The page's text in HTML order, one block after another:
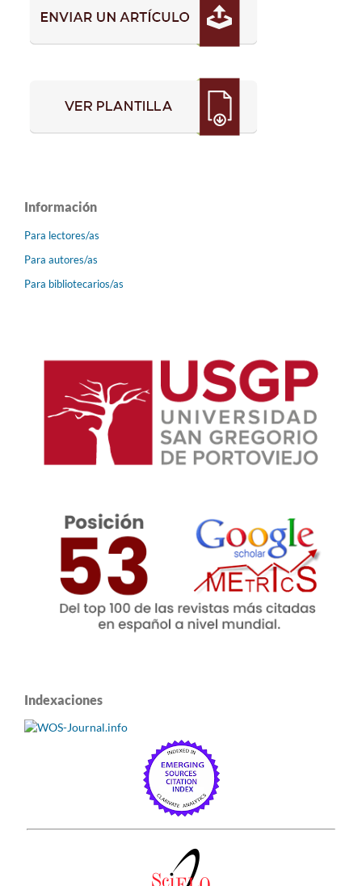
Información
Para lectores/as
Para autores/as
Para bibliotecarios/as
Indexaciones